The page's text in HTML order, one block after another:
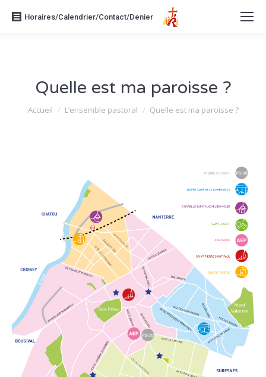
Horaires/Calendrier/Contact/Denier
Quelle est ma paroisse ?
Vous êtes ici :
Accueil L’ensemble pastoral Quelle est ma paroisse ?